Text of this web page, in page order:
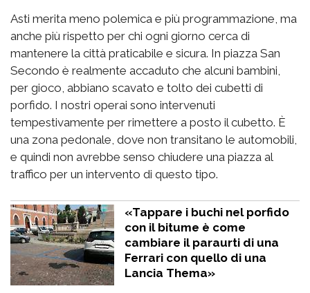
Asti merita meno polemica e più programmazione, ma
anche più rispetto per chi ogni giorno cerca di
mantenere la città praticabile e sicura. In piazza San
Secondo è realmente accaduto che alcuni bambini,
per gioco, abbiano scavato e tolto dei cubetti di
porfido. I nostri operai sono intervenuti
tempestivamente per rimettere a posto il cubetto. È
una zona pedonale, dove non transitano le automobili,
e quindi non avrebbe senso chiudere una piazza al
traffico per un intervento di questo tipo.
«Tappare i buchi nel porfido
con il bitume è come
cambiare il paraurti di una
Ferrari con quello di una
Lancia Thema»